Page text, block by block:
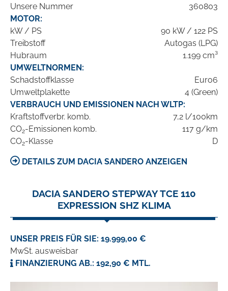
Unsere Nummer
360803
MOTOR:
kW / PS
90 kW / 122 PS
Treibstoff
Autogas (LPG)
Hubraum
1.199 cm³
UMWELTNORMEN:
Schadstoffklasse
Euro6
Umweltplakette
4 (Green)
VERBRAUCH UND EMISSIONEN NACH WLTP:
Kraftstoffverbr. komb.
7,2 l/100km
CO2-Emissionen komb.
117 g/km
CO2-Klasse D
DETAILS ZUM DACIA SANDERO ANZEIGEN
DACIA SANDERO STEPWAY TCE 110
EXPRESSION SHZ KLIMA
UNSER PREIS FÜR SIE: 19.999,00 €
MwSt. ausweisbar
FINANZIERUNG AB.: 192,90 € MTL.